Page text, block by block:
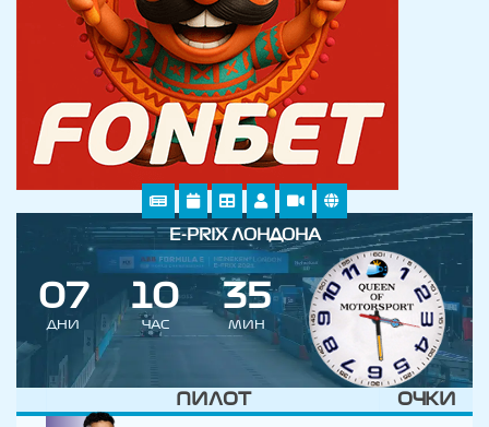
E-PRIX ЛОНДОНА
07
ДНИ
10
ЧАС
35
МИН
ПИЛОТ ОЧКИ